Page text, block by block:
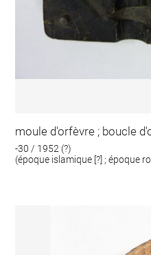
moule d'orfèvre ; boucle
-30 / 1952 (?)
(époque islamique [?] ; époque